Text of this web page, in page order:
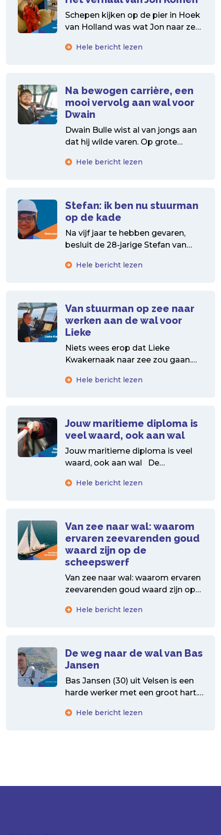
Schepen kijken op de pier in Hoek
van Holland was wat Jon naar zee
Hele bericht lezen
Na bewogen carrière, een
mooi vervolg aan wal voor
Dwain
Dwain Bulle wist al van jongs aan
dat hij wilde varen. Op grote
zijn...Hele bericht lezen
Stefan: ik ben nu stuurman
op de kade
Na vijf jaar te hebben gevaren,
besluit de 28-jarige Stefan van
een walbaan....
Hele bericht lezen
Van stuurman op zee naar
werken aan de wal voor
Lieke
Niets wees erop dat Lieke
Kwakernaak naar zee zou gaan.
zeevaartopleiding. Handen-uit-de-
Hele bericht lezen
Jouw maritieme diploma is
veel waard, ook aan wal
Jouw maritieme diploma is veel
waard, ook aan wal De
Bedrijven staan te springen om...
Hele bericht lezen
Van zee naar wal: waarom
ervaren zeevarenden goud
waard zijn op de
scheepswerf
Van zee naar wal: waarom ervaren
zeevarenden goud waard zijn op
tochten op zee, dag...
Hele bericht lezen
De weg naar de wal van Bas
Jansen
Bas Jansen (30) uit Velsen is een
harde werker met een groot hart.
zeeman...
Hele bericht lezen